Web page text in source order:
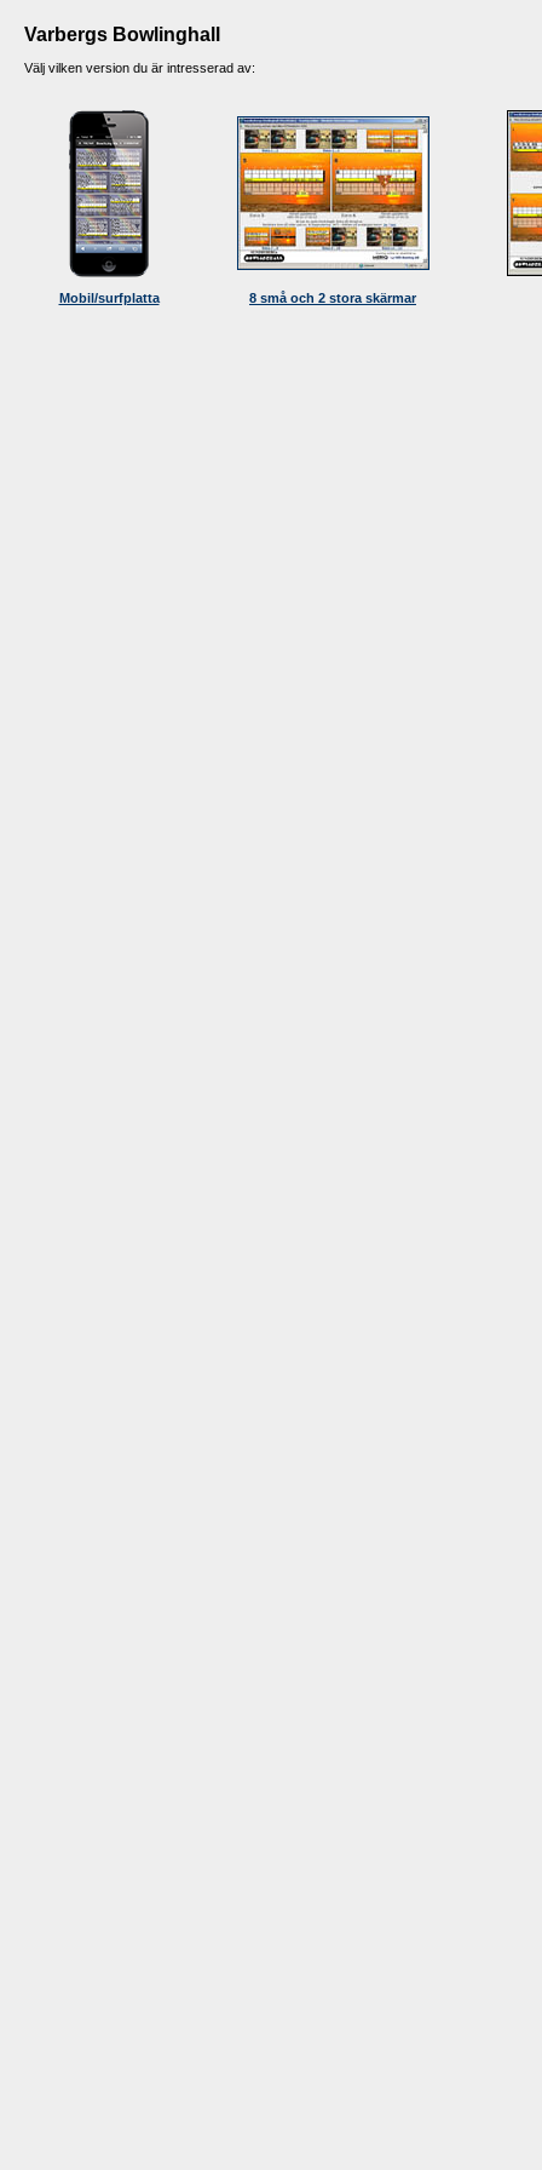
Varbergs Bowlinghall
Välj vilken version du är intresserad av:
Mobil/surfplatta 8 små och 2 stora skärmar